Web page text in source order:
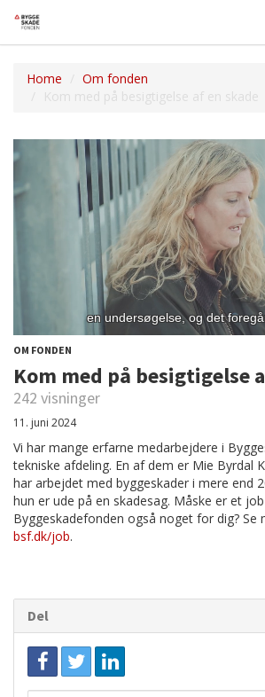
Home
Om fonden
Kom med på besigtigelse af en skade
OM FONDEN
Kom med på besigtigelse
242 visninger
11. juni 2024
Vi har mange erfarne medarbejdere i
tekniske afdeling. En af dem er Mie Byrdal
har arbejdet med byggeskader i mere end
hun er ude på en skadesag. Måske er et
Byggeskadefonden også noget for dig? Se
bsf.dk/job.
Del